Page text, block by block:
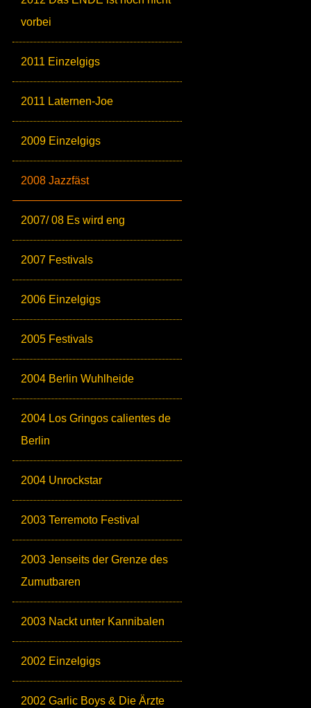
vorbei
2011 Einzelgigs
2011 Laternen-Joe
2009 Einzelgigs
2008 Jazzfäst
2007/ 08 Es wird eng
2007 Festivals
2006 Einzelgigs
2005 Festivals
2004 Berlin Wuhlheide
2004 Los Gringos calientes de
Berlin
2004 Unrockstar
2003 Terremoto Festival
2003 Jenseits der Grenze des
Zumutbaren
2003 Nackt unter Kannibalen
2002 Einzelgigs
2002 Garlic Boys & Die Ärzte